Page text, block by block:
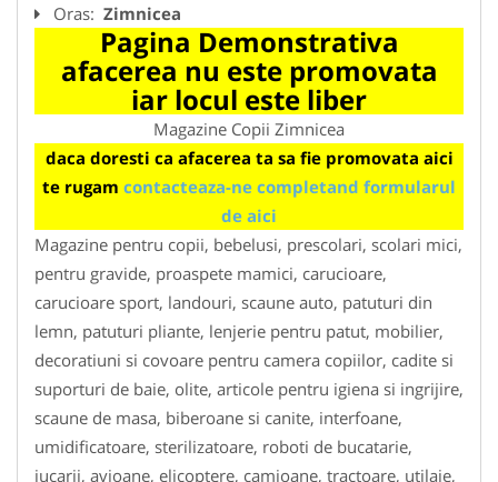
Oras: Zimnicea
Pagina Demonstrativa
afacerea nu este promovata
iar locul este liber
Magazine Copii Zimnicea
daca doresti ca afacerea ta sa fie promovata aici
te rugam contacteaza-ne completand formularul
de aici
Magazine pentru copii, bebelusi, prescolari, scolari mici,
pentru gravide, proaspete mamici, carucioare,
carucioare sport, landouri, scaune auto, patuturi din
lemn, patuturi pliante, lenjerie pentru patut, mobilier,
decoratiuni si covoare pentru camera copiilor, cadite si
suporturi de baie, olite, articole pentru igiena si ingrijire,
scaune de masa, biberoane si canite, interfoane,
umidificatoare, sterilizatoare, roboti de bucatarie,
jucarii, avioane, elicoptere, camioane, tractoare, utilaje,